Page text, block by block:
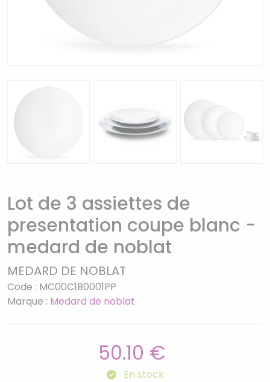
Lot de 3 assiettes de
presentation coupe blanc -
medard de noblat
MEDARD DE NOBLAT
Code : MC00C1B0001PP
Marque : Medard de noblat
50.10 €
En stock